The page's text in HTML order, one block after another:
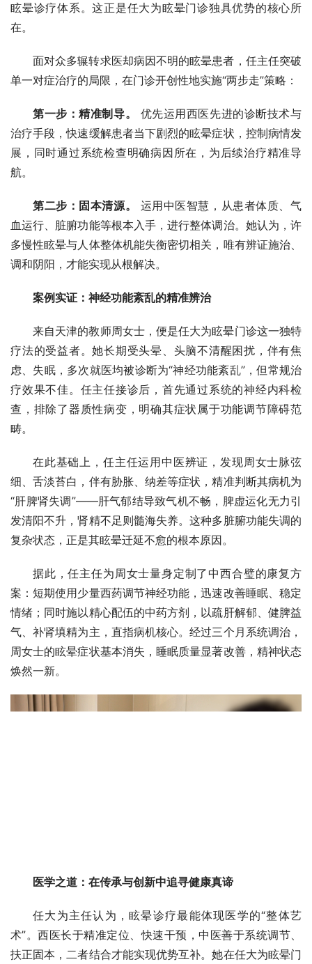
眩晕诊疗体系。这正是任大为眩晕门诊独具优势的核心所
在。
面对众多辗转求医却病因不明的眩晕患者，任主任突破
单一对症治疗的局限，在门诊开创性地实施“两步走”策略：
第一步：精准制导。
优先运用西医先进的诊断技术与
治疗手段，快速缓解患者当下剧烈的眩晕症状，控制病情发
展，同时通过系统检查明确病因所在，为后续治疗精准导
航。
第二步：固本清源。
运用中医智慧，从患者体质、气
血运行、脏腑功能等根本入手，进行整体调治。她认为，许
多慢性眩晕与人体整体机能失衡密切相关，唯有辨证施治、
调和阴阳，才能实现从根解决。
案例实证：神经功能紊乱的精准辨治
来自天津的教师周女士，便是任大为眩晕门诊这一独特
疗法的受益者。她长期受头晕、头脑不清醒困扰，伴有焦
虑、失眠，多次就医均被诊断为“神经功能紊乱”，但常规治
疗效果不佳。任主任接诊后，首先通过系统的神经内科检
查，排除了器质性病变，明确其症状属于功能调节障碍范
畴。
在此基础上，任主任运用中医辨证，发现周女士脉弦
细、舌淡苔白，伴有胁胀、纳差等症状，精准判断其病机为
“肝脾肾失调”——肝气郁结导致气机不畅，脾虚运化无力引
发清阳不升，肾精不足则髓海失养。这种多脏腑功能失调的
复杂状态，正是其眩晕迁延不愈的根本原因。
据此，任主任为周女士量身定制了中西合璧的康复方
案：短期使用少量西药调节神经功能，迅速改善睡眠、稳定
情绪；同时施以精心配伍的中药方剂，以疏肝解郁、健脾益
气、补肾填精为主，直指病机核心。经过三个月系统调治，
周女士的眩晕症状基本消失，睡眠质量显著改善，精神状态
焕然一新。
医学之道：在传承与创新中追寻健康真谛
任大为主任认为，眩晕诊疗最能体现医学的“整体艺
术”。西医长于精准定位、快速干预，中医善于系统调节、
扶正固本，二者结合才能实现优势互补。她在任大为眩晕门